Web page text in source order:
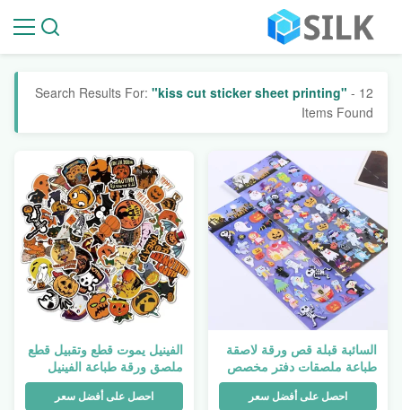
Search Results For: "kiss cut sticker sheet printing" - 12
Items Found
السائبة قبلة قص ورقة لاصقة
طباعة ملصقات دفتر مخصص
يموت قطع تسميات الفينيل
احصل على أفضل سعر
الفينيل يموت قطع وتقبيل قطع
ملصق ورقة طباعة الفينيل
الشخصية الأعمال الفردية
الشعاراحصل على أفضل سعر